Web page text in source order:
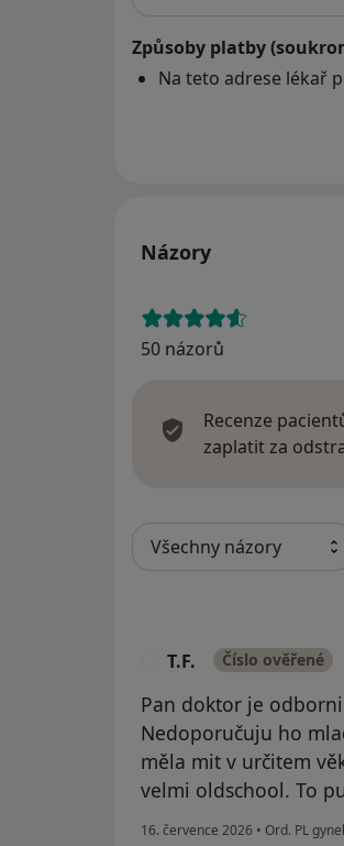
Způsoby platby
Na teto adrese lékař
Názory
50 názorů
Recenze
zaplatit za
T.F. Číslo ověřené
Pan doktor je
Nedoporučuju ho
měla mit v určitem
velmi oldschool. To
16. července 2026 • Ord. PL